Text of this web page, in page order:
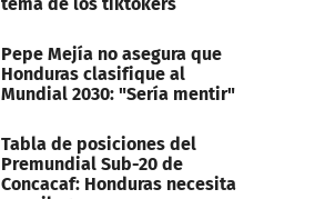
Pepe Mejía no asegura que
Honduras clasifique al
Mundial 2030: "Sería mentir"
Tabla de posiciones del
Premundial Sub-20 de
Concacaf: Honduras necesita